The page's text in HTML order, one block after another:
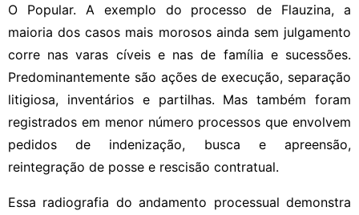
O Popular. A exemplo do processo de Flauzina, a
maioria dos casos mais morosos ainda sem julgamento
corre nas varas cíveis e nas de família e sucessões.
Predominantemente são ações de execução, separação
litigiosa, inventários e partilhas. Mas também foram
registrados em menor número processos que envolvem
pedidos de indenização, busca e apreensão,
reintegração de posse e rescisão contratual.
Essa radiografia do andamento processual demonstra